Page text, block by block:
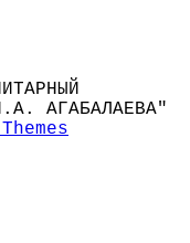
АГАБАЛАЕВА"